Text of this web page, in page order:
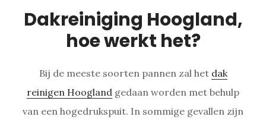
Dakreiniging Hoogland,
hoe werkt het?
Bij de meeste soorten pannen zal het dak
reinigen Hoogland gedaan worden met behulp
van een hogedrukspuit. In sommige gevallen zijn